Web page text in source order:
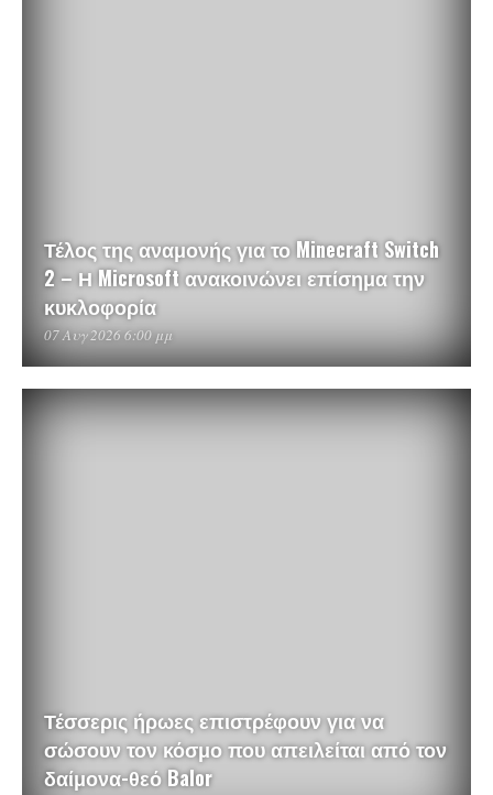
Τέλος της αναμονής για το Minecraft Switch
2 – Η Microsoft ανακοινώνει επίσημα την
κυκλοφορία
07 Αυγ 2026 6:00 μμ
Τέσσερις ήρωες επιστρέφουν για να
σώσουν τον κόσμο που απειλείται από τον
δαίμονα-θεό Balor